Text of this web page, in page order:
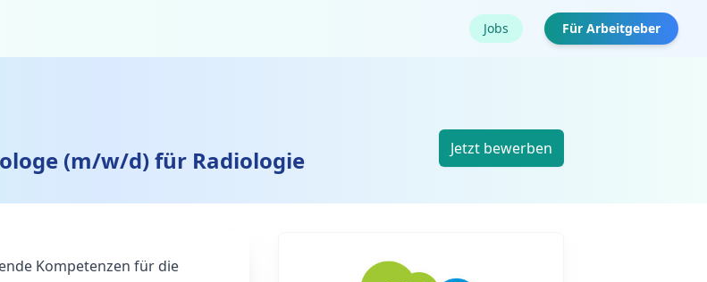
Jobs Für Arbeitgeber
(m/w/d) für Radiologie Jetzt bewerben
Kompetenzen für die